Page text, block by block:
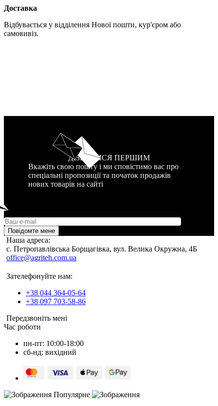
Доставка
Відбувається у відділення Нової пошти, кур'єром або
самовивіз.
ДІЗНАТИСЯ ПЕРШИМ
Вкажіть свою пошту і ми сповістимо вас про
спеціальні пропозиції та початок продажів
нових товарів на сайті
Повідомте мене
Наша адреса:
c. Петропавлівська Борщагівка, вул. Велика Окружна, 4Б
office@agriteh.com.ua
Зателефонуйте нам:
+38 044 364-05-64
+38 097 703-58-86
Передзвоніть мені
Час роботи
пн-пт: 10:00-18:00
сб-нд: вихідний
Популярне